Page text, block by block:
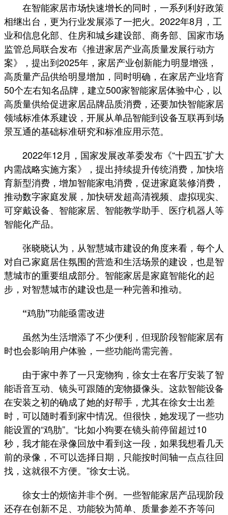
在智能家居市场快速增长的同时，一系列利好政策
相继出台，更为行业发展添了一把火。2022年8月，工
业和信息化部、住房和城乡建设部、商务部、国家市场
监管总局联合发布《推进家居产业高质量发展行动方
案》，提出到2025年，家居产业创新能力明显增强，
高质量产品供给明显增加，同时明确，在家居产业培育
50个左右知名品牌，建立500家智能家居体验中心，以
高质量供给促进家居品牌品质消费，还要加快智能家居
领域标准体系建设，开展从单品智能到设备互联再到场
景互通的基础标准研究和标准应用示范。
2022年12月，国家发展改革委发布《“十四五”扩大
内需战略实施方案》，提出持续提升传统消费，加快培
育新型消费，增加智能家电消费，促进家庭装修消费，
推动数字家庭发展，加快研发超高清视频、虚拟现实、
可穿戴设备、智能家居、智能教学助手、医疗机器人等
智能化产品。
张晓晓认为，从智慧城市建设的角度来看，每个人
对自己家庭居住氛围的营造和生活场景的建设，也是智
慧城市的重要组成部分。智能家居是家庭智能化的起
步，对智慧城市的建设也是一种完善和推动。
“鸡肋”功能亟需改进
虽然为生活增添了不少便利，但现阶段智能家居有
时也会影响用户体验，一些功能尚需完善。
由于家中养了一只宠物狗，徐女士在客厅安装了智
能语音互动、镜头可跟随的宠物摄像头。这款智能设备
在安装之初的确成了她的好帮手，尤其在徐女士出差
时，可以随时看到家中情况。但很快，她发现了一些功
能设置的“鸡肋”。“比如小狗要在镜头前停留超过10
秒，我才能在录像回放中看到这一段，如果我想看几天
前的录像，不可以选择日期，只能按时间轴一点点往回
找，这就很不方便。”徐女士说。
徐女士的烦恼并非个例。一些智能家居产品现阶段
还存在创新不足、功能较为简单、质量参差不齐等问